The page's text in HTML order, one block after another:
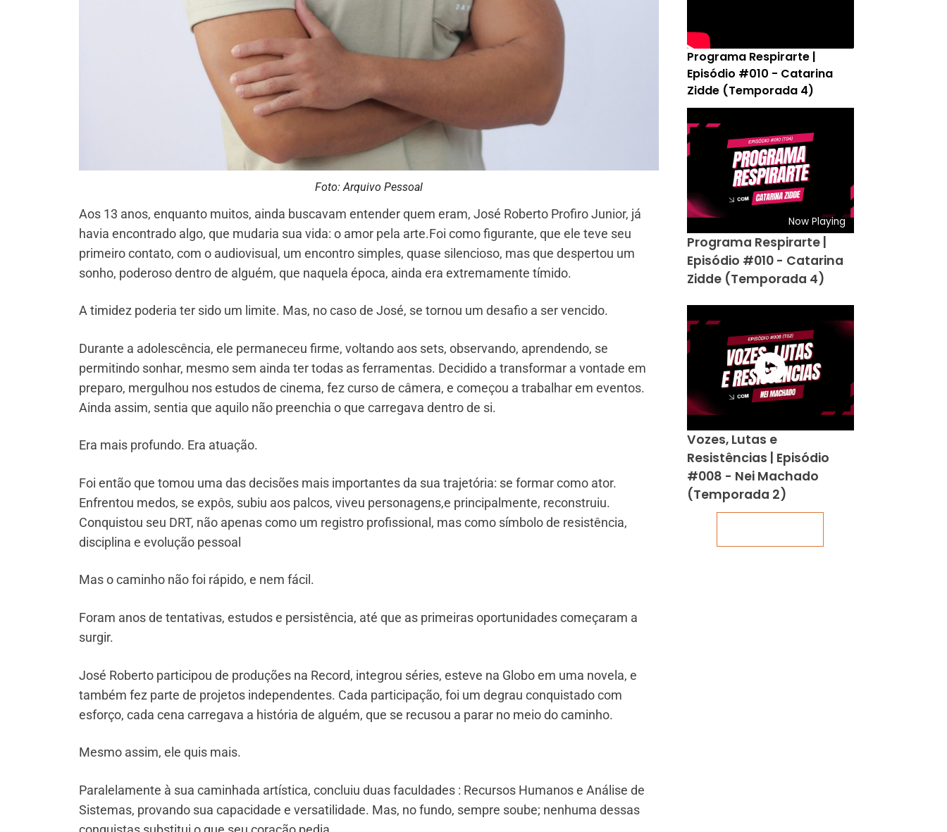
Foto: Arquivo Pessoal
Aos 13 anos, enquanto muitos, ainda buscavam entender quem eram, José Roberto Profiro Junior, já
havia encontrado algo, que mudaria sua vida: o amor pela arte.Foi como figurante, que ele teve seu
primeiro contato, com o audiovisual, um encontro simples, quase silencioso, mas que despertou um
sonho, poderoso dentro de alguém, que naquela época, ainda era extremamente tímido.
A timidez poderia ter sido um limite. Mas, no caso de José, se tornou um desafio a ser vencido.
Durante a adolescência, ele permaneceu firme, voltando aos sets, observando, aprendendo, se
permitindo sonhar, mesmo sem ainda ter todas as ferramentas. Decidido a transformar a vontade em
preparo, mergulhou nos estudos de cinema, fez curso de câmera, e começou a trabalhar em eventos.
Ainda assim, sentia que aquilo não preenchia o que carregava dentro de si.
Era mais profundo. Era atuação.
Foi então que tomou uma das decisões mais importantes da sua trajetória: se formar como ator.
Enfrentou medos, se expôs, subiu aos palcos, viveu personagens,e principalmente, reconstruiu.
Conquistou seu DRT, não apenas como um registro profissional, mas como símbolo de resistência,
disciplina e evolução pessoal
Mas o caminho não foi rápido, e nem fácil.
Foram anos de tentativas, estudos e persistência, até que as primeiras oportunidades começaram a
surgir.
José Roberto participou de produções na Record, integrou séries, esteve na Globo em uma novela, e
também fez parte de projetos independentes. Cada participação, foi um degrau conquistado com
esforço, cada cena carregava a história de alguém, que se recusou a parar no meio do caminho.
Mesmo assim, ele quis mais.
Paralelamente à sua caminhada artística, concluiu duas faculdades : Recursos Humanos e Análise de
Sistemas, provando sua capacidade e versatilidade. Mas, no fundo, sempre soube; nenhuma dessas
Programa Respirarte |
Episódio #010 - Catarina
Zidde (Temporada 4)
Now Playing
Programa Respirarte |
Episódio #010 - Catarina
Zidde (Temporada 4)
Vozes, Lutas e
Resistências | Episódio
#008 - Nei Machado
(Temporada 2)